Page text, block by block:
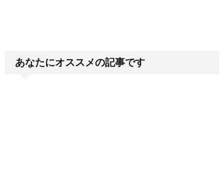
あなたにオススメの記事です